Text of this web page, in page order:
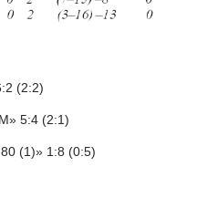
(2:2)
5:4 (2:1)
(1)» 1:8 (0:5)